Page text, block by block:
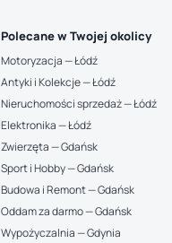
Polecane w Twojej okolicy
Motoryzacja — Łódź
Antyki i Kolekcje — Łódź
Nieruchomości sprzedaż — Łódź
Elektronika — Łódź
Zwierzęta — Gdańsk
Sport i Hobby — Gdańsk
Budowa i Remont — Gdańsk
Oddam za darmo — Gdańsk
Wypożyczalnia — Gdynia